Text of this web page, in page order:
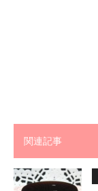
関連記事